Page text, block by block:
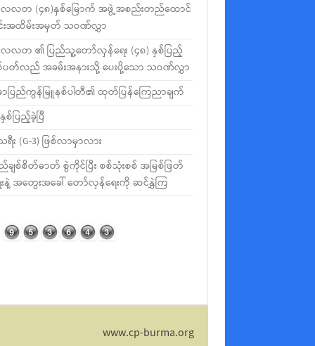
လတ (၄၈)နှစ်မြောက် အဖွဲ့အစည်းတည်ထောင်
င်းအထိမ်းအမှတ် သဝဏ်လွှာ
လတ ၏ ပြည်သူ့တော်လှန်ရေး (၄၈) နှစ်ပြည့်
ပတ်လည် အခမ်းအနားသို့ ပေးပို့သော သဝဏ်လွှာ
ာပြည်ကွန်မြူနစ်ပါတီ၏ ထုတ်ပြန်ကြေညာချက်
နှစ်ပြည့်ခဲ့ပြီ
ရီး (G-3) ဖြစ်လာမှာလား
ချစ်စိတ်ဓာတ် စွဲကိုင်ပြီး စစ်သုံးစစ် အမြစ်ဖြတ်
းနဲ့ အတွေးအခေါ် တော်လှန်ရေးကို ဆင်နွှဲကြ
www.cp-burma.org